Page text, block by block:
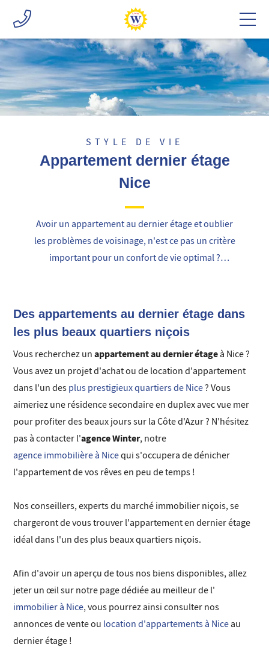
STYLE DE VIE
Appartement dernier étage
Nice
Avoir un appartement au dernier étage et oublier
les problèmes de voisinage, n'est ce pas un critère
important pour un confort de vie optimal ?
en location, et contactez nous pour vous
accompagner dans votre projet immobilier.
Des appartements au dernier étage dans
les plus beaux quartiers niçois
Vous recherchez unappartement au dernier étageà Nice ?
Vous avez un projet d'achat ou de location d'appartement
dans l'un des plus prestigieux quartiers de Nice? Vous
aimeriez une résidence secondaire en duplex avec vue mer
pour profiter des beaux jours sur la Côte d'Azur ? N'hésitez
pas à contacter l'agence Winter, notre
agence immobilière à Nicequi s'occupera de dénicher
l'appartement de vos rêves en peu de temps !
Nos conseillers, experts du marché immobilier niçois, se
chargeront de vous trouver l'appartement en dernier étage
idéal dans l'un des plus beaux quartiers niçois.
Afin d'avoir un aperçu de tous nos biens disponibles, allez
jeter un œil sur notre page dédiée au meilleur de l'
immobilier à Nice, vous pourrez ainsi consulter nos
annonces de vente ou location d'appartements à Niceau
dernier étage !